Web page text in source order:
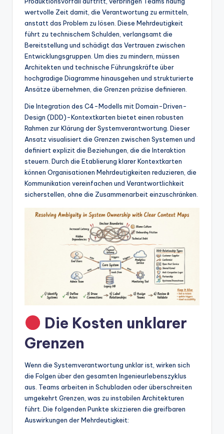
&
o
w
In
d
wertvolle Zeit damit, die Verantwortung zu ermitteln,
anstatt das Problem zu lösen. Diese Mehrdeutigkeit
führt zu technischem Schulden, verlangsamt die
Bereitstellung und schädigt das Vertrauen zwischen
Entwicklungsgruppen. Um dies zu mindern, müssen
Architekten und technische Führungskräfte über
hochgradige Diagramme hinausgehen und strukturierte
Ansätze übernehmen, die Grenzen präzise definieren.
Die Integration des C4-Modells mit Domain-Driven-
Design (DDD)-Kontextkarten bietet einen robusten
Rahmen zur Klärung der Systemverantwortung. Dieser
Ansatz visualisiert die Grenzen zwischen Systemen und
definiert explizit die Beziehungen, die die Interaktion
steuern. Durch die Etablierung klarer Kontextkarten
können Organisationen Mehrdeutigkeiten reduzieren, die
Kommunikation vereinfachen und Verantwortlichkeit
sicherstellen, ohne die Zusammenarbeit einzuschränken.
Die Kosten unklarer
Grenzen
Wenn die Systemverantwortung unklar ist, wirken sich
die Folgen über den gesamten Ingenieurlebenszyklus
aus. Teams arbeiten in Schubladen oder überschreiten
umgekehrt Grenzen, was zu instabilen Architekturen
führt. Die folgenden Punkte skizzieren die greifbaren
Auswirkungen der Mehrdeutigkeit: